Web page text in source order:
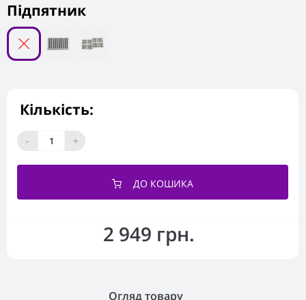
2 949 грн.
Підпятник
Кількість:
- +
ДО КОШИКА
Огляд товару